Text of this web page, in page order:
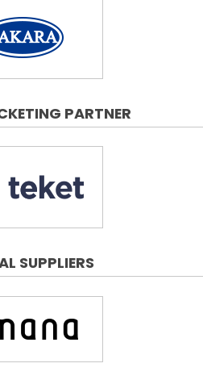
PARTNER
SUPPLIERS